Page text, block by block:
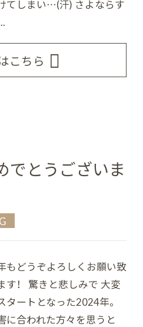
てしまい…(汗) さよならす
こちら
でとうございま
もどうぞよろしくお願い致
す！ 驚きと悲しみで 大変
タートとなった2024年。
に合われた方々を思うと